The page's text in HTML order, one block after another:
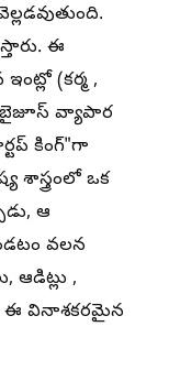
ఈ
(కర్మ ,
బైజూస్ వ్యాపార
కింగ్"గా
శాస్త్రంలో ఒక
ఆ
వలన
,
ఈ వినాశకరమైన